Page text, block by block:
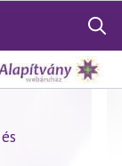
Search
for: